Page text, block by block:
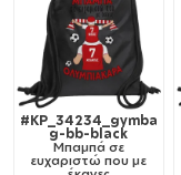
#KP_34234_gymba
g-bb-black
Μπαμπά σε
ευχαριστώ που με